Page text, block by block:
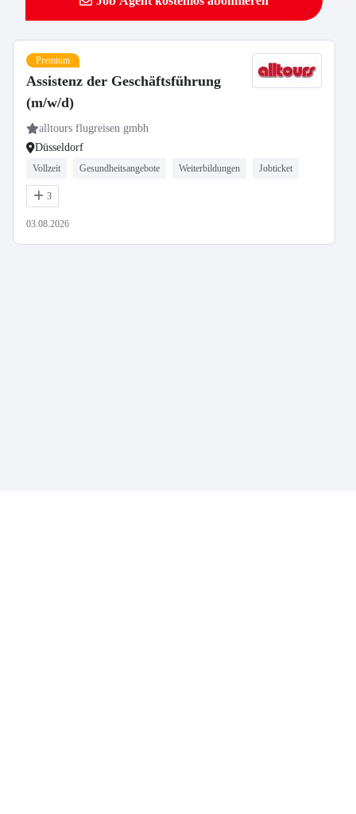
Premium
Assistenz der Geschäftsführung
(m/w/d)
alltours flugreisen gmbh
Düsseldorf
Vollzeit Gesundheitsangebote Weiterbildungen Jobticket
3
03.08.2026